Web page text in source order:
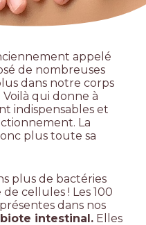
appelé
de nombreuses
dans notre corps
qui donne à
indispensables et
La
plus toute sa
plus de bactéries
cellules ! Les 100
dans nos
intestinal.Elles